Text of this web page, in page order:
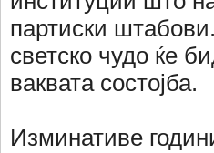
партиски
светско чудо ќе
ваквата состојба.
Изминативе